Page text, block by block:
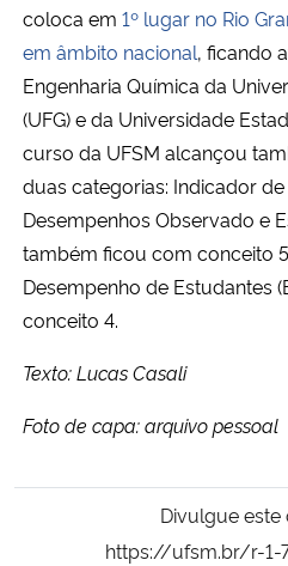
coloca em 1º lugar no Rio
em âmbito nacional, ficando
Engenharia Química da
(UFG) e da Universidade
curso da UFSM alcançou
duas categorias: Indicador
Desempenhos Observado e
também ficou com conceito
Desempenho de Estudantes
conceito 4.
Texto: Lucas Casali
Foto de capa: arquivo pessoal
Divulgue este
https://ufsm.br/r-1-